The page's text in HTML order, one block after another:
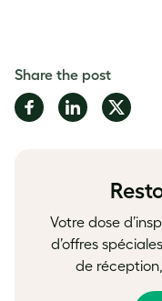
Share the post
Share
on
Share
on
Share
on
Votre dose
d’offres
de